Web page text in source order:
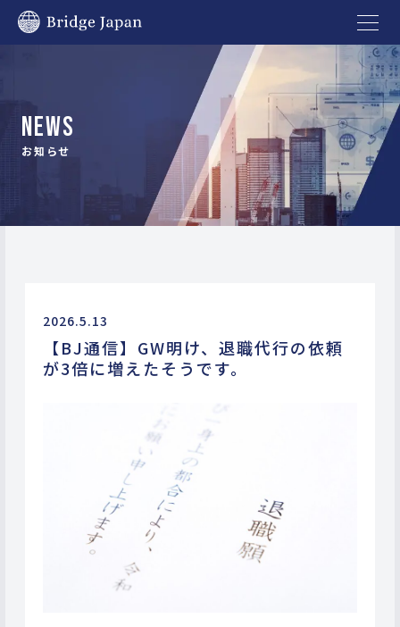
NEWS
お知らせ
2026.5.13
【BJ通信】GW明け、退職代行の依頼
が3倍に増えたそうです。